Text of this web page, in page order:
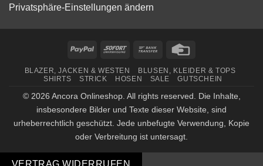
Privatsphäre-Einstellungen ändern
PayPal Sofort
Bank
BLAZER, JACKEN & WESTEN
BLUSEN, KLEIDER & TOPS
SHIRTS
STRICK HOSEN SALE GUTSCHEIN
© 2026 Ancora Onlineshop. All rights reserved. Die Inhalte,
insbesondere Bilder und Texte dieser Website, sind
urheberrechtlich geschützt. Jede unbefugte Verwendung, Kopie
oder Verbreitung ist untersagt.
VERTRAG WIDERRUFEN